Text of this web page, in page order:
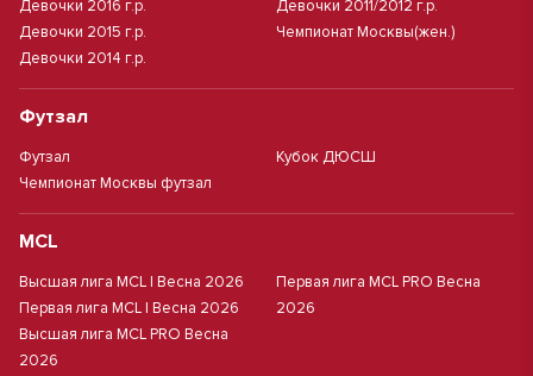
Девочки 2016 г.р.
Девочки 2015 г.р.
Девочки 2014 г.р.
Девочки 2011/2012 г.р.
Чемпионат Москвы(жен.)
Футзал
Футзал
Чемпионат Москвы футзал
Кубок ДЮСШ
MCL
Высшая лига MCL | Весна 2026
Первая лига MCL | Весна 2026
Высшая лига MCL PRO Весна
2026
Первая лига MCL PRO Весна
2026